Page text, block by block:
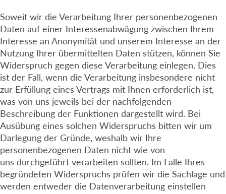
Soweit wir die Verarbeitung Ihrer personenbezogenen
Daten auf einer Interessenabwägung zwischen Ihrem
Interesse an Anonymität und unserem Interesse an der
Nutzung Ihrer übermittelten Daten stützen, können Sie
Widerspruch gegen diese Verarbeitung einlegen. Dies
ist der Fall, wenn die Verarbeitung insbesondere nicht
zur Erfüllung eines Vertrags mit Ihnen erforderlich ist,
was von uns jeweils bei der nachfolgenden
Beschreibung der Funktionen dargestellt wird. Bei
Ausübung eines solchen Widerspruchs bitten wir um
Darlegung der Gründe, weshalb wir Ihre
personenbezogenen Daten nicht wie von
uns durchgeführt verarbeiten sollten. Im Falle Ihres
begründeten Widerspruchs prüfen wir die Sachlage und
werden entweder die Datenverarbeitung einstellen